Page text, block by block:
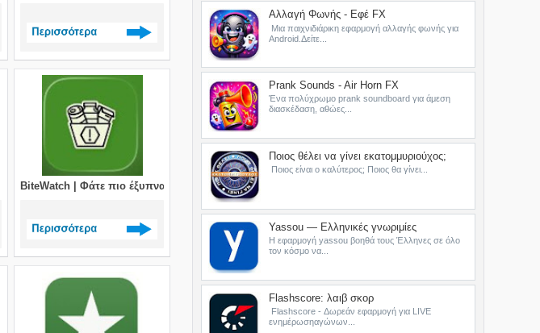
Δείτε περισσότερα >
BiteWatch | Φάτε πιο έξυπνα | Ζήστε πιο υγιεινά
Δείτε περισσότερα >
Αλλαγή Φωνής - Εφέ FX
Μια παιχνιδιάρικη εφαρμογή αλλαγής φωνής για
Android.Δείτε...
Prank Sounds - Air Horn FX
Ένα πολύχρωμο prank soundboard για άμεση
διασκέδαση, αθώες...
Ποιος θέλει να γίνει εκατομμυριούχος;
Ποιος είναι ο καλύτερος; Ποιος θα γίνει...
Yassou — Ελληνικές γνωριμίες
Η εφαρμογή yassou βοηθά τους Έλληνες σε όλο
τον κόσμο να...
Flashscore: λαιβ σκορ
Flashscore - Δωρεάν εφαρμογή για LIVE
ενημέρωσηαγώνων...